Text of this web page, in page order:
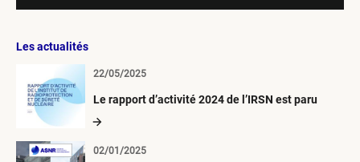
Les actualités
Le rapport d’activité 2024 de l’IRSN est paru
22/05/2025
02/01/2025